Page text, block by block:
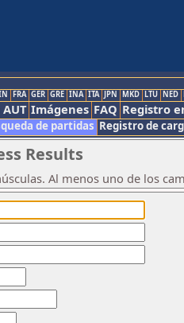
FRA GER GRE INA ITA JPN MKD LTU NED
Imágenes FAQ Registro
de partidas Registro de
Results
Al menos uno de los